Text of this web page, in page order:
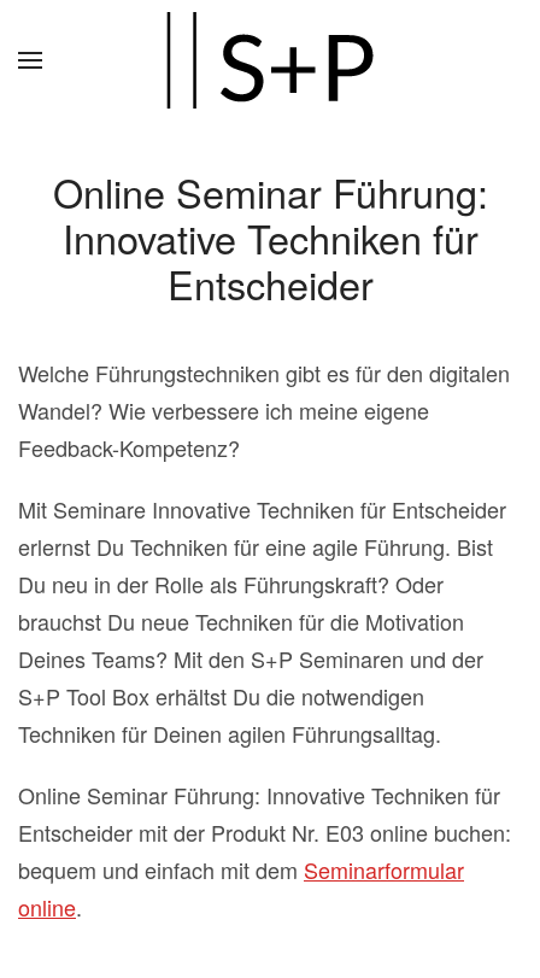
Online Seminar Führung:
Innovative Techniken für
Entscheider
Welche Führungstechniken gibt es für den digitalen
Wandel? Wie verbessere ich meine eigene
Feedback-Kompetenz?
Mit Seminare Innovative Techniken für Entscheider
erlernst Du Techniken für eine agile Führung. Bist
Du neu in der Rolle als Führungskraft? Oder
brauchst Du neue Techniken für die Motivation
Deines Teams? Mit den S+P Seminaren und der
S+P Tool Box erhältst Du die notwendigen
Techniken für Deinen agilen Führungsalltag.
Online Seminar Führung: Innovative Techniken für
Entscheider mit der Produkt Nr. E03 online buchen:
bequem und einfach mit dem Seminarformular
online.